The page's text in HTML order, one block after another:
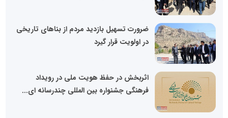
ضرورت تسهیل بازدید مردم از بناهای تاریخی
در اولویت قرار گیرد
اثربخش در حفظ هویت ملی در رویداد
فرهنگی جشنواره بین المللی چندرسانه ای...